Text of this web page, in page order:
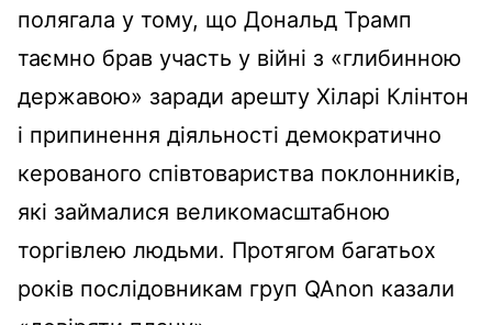
полягала у тому, що Дональд Трамп
таємно брав участь у війні з «глибинною
державою» заради арешту Хіларі Клінтон
і припинення діяльності демократично
керованого співтовариства поклонників,
які займалися великомасштабною
торгівлею людьми. Протягом багатьох
років послідовникам груп QAnon казали